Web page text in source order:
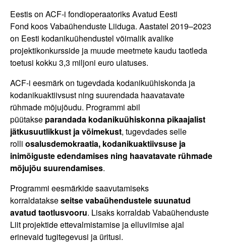
Eestis on ACF-i fondioperaatoriks Avatud Eesti
Fond koos Vabaühenduste Liiduga. Aastatel 2019–2023
on Eesti kodanikuühendustel võimalik avalike
projektikonkursside ja muude meetmete kaudu taotleda
toetusi kokku 3,3 miljoni euro ulatuses.
ACF-i eesmärk on tugevdada kodanikuühiskonda ja
kodanikuaktiivsust ning suurendada haavatavate
rühmade mõjujõudu. Programmi abil
püütakse parandada kodanikuühiskonna pikaajalist
jätkusuutlikkust ja võimekust, tugevdades selle
rolli osalusdemokraatia, kodanikuaktiivsuse ja
inimõiguste edendamises ning haavatavate rühmade
mõjujõu suurendamises.
Programmi eesmärkide saavutamiseks
korraldatakseseitse vabaühendustele suunatud
avatud taotlusvooru. Lisaks korraldab Vabaühenduste
Liit projektide ettevalmistamise ja elluviimise ajal
erinevaid tugitegevusi ja üritusi.